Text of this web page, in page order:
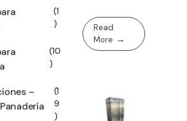
Read
More
1
10
–
1
9